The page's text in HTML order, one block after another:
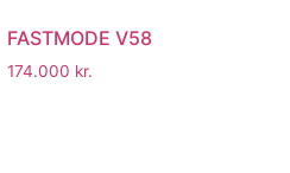
FASTMODE V58
174.000 kr.